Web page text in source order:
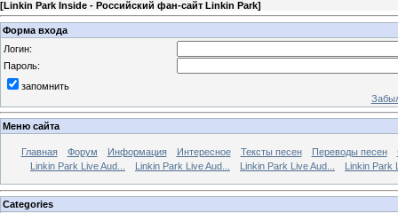
[Linkin Park Inside - Российский фан-сайт Linkin Park]
Форма входа
Логин:
Пароль:
запомнить
Меню сайта
Главная Форум Информация Интересное Тексты песен Переводы песен
Linkin Park Live Aud...
Linkin Park Live Aud... Linkin Park Live Aud... Linkin Park
Categories